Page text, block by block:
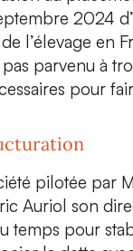
2024
l’élevage en
parvenu à
pour
pilotée par
Auriol son
temps pour